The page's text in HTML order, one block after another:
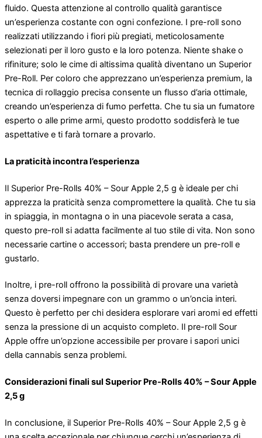
fluido. Questa attenzione al controllo qualità garantisce
un’esperienza costante con ogni confezione. I pre-roll sono
realizzati utilizzando i fiori più pregiati, meticolosamente
selezionati per il loro gusto e la loro potenza. Niente shake o
rifiniture; solo le cime di altissima qualità diventano un Superior
Pre-Roll. Per coloro che apprezzano un’esperienza premium, la
tecnica di rollaggio precisa consente un flusso d’aria ottimale,
creando un’esperienza di fumo perfetta. Che tu sia un fumatore
esperto o alle prime armi, questo prodotto soddisferà le tue
aspettative e ti farà tornare a provarlo.
La praticità incontra l’esperienza
Il Superior Pre-Rolls 40% – Sour Apple 2,5 g è ideale per chi
apprezza la praticità senza compromettere la qualità. Che tu sia
in spiaggia, in montagna o in una piacevole serata a casa,
questo pre-roll si adatta facilmente al tuo stile di vita. Non sono
necessarie cartine o accessori; basta prendere un pre-roll e
gustarlo.
Inoltre, i pre-roll offrono la possibilità di provare una varietà
senza doversi impegnare con un grammo o un’oncia interi.
Questo è perfetto per chi desidera esplorare vari aromi ed effetti
senza la pressione di un acquisto completo. Il pre-roll Sour
Apple offre un’opzione accessibile per provare i sapori unici
della cannabis senza problemi.
Considerazioni finali sul Superior Pre-Rolls 40% – Sour Apple
2,5 g
In conclusione, il Superior Pre-Rolls 40% – Sour Apple 2,5 g è